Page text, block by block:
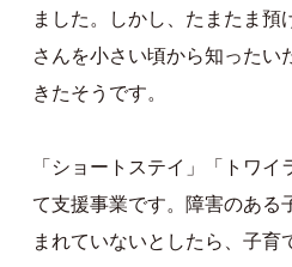
ました。しかし、たまたま預
さんを小さい頃から知ったい
きたそうです。
「ショートステイ」「トワ
て支援事業です。障害のある
まれていないとしたら、子育